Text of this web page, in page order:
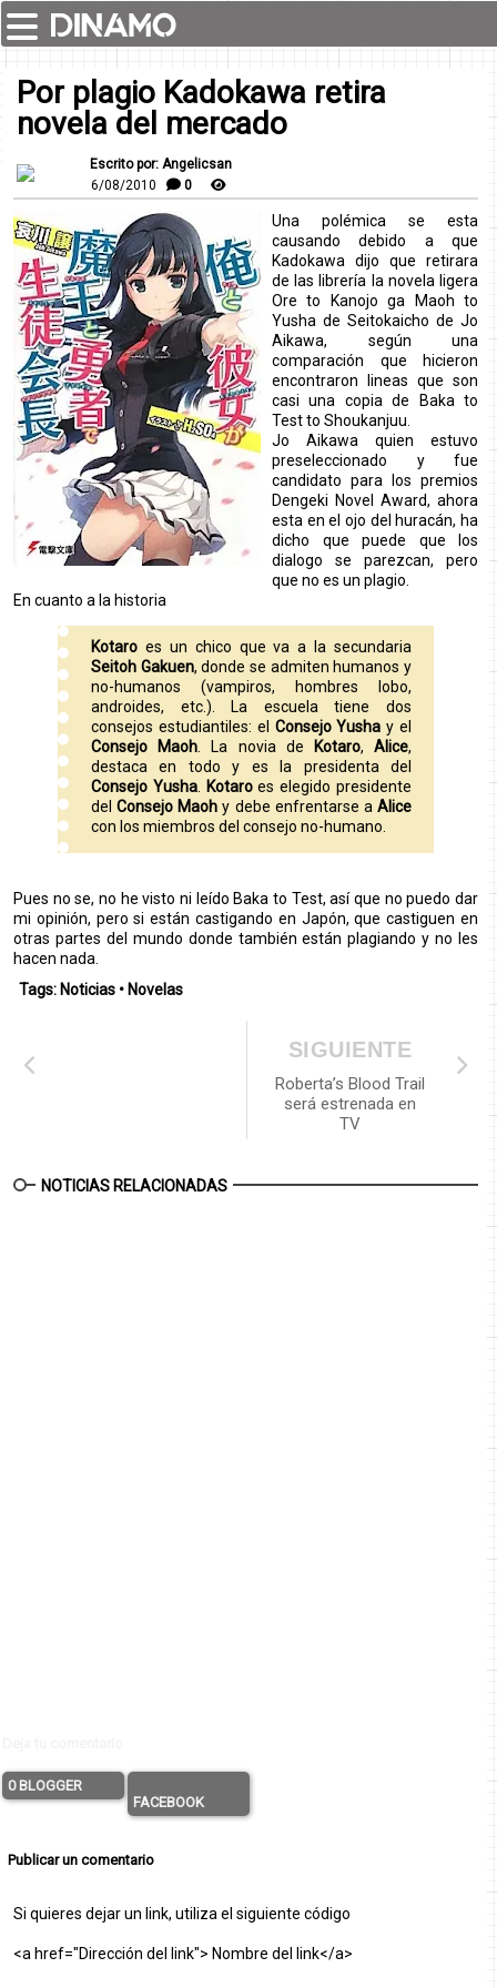
Por plagio Kadokawa retira
novela del mercado
Escrito por: Angelicsan
6/08/2010
0
Una polémica se esta
causando debido a que
Kadokawa dijo que retirara
de las librería la novela ligera
Ore to Kanojo ga Maoh to
Yusha de Seitokaicho de Jo
Aikawa, según una
comparación que hicieron
encontraron lineas que son
casi una copia de
Baka to
Test to Shoukanjuu.
Jo Aikawa quien estuvo
preseleccionado y fue
candidato para los premios
Dengeki Novel Award, ahora
esta en el ojo del huracán, ha
dicho que puede que los
dialogo se parezcan, pero
que no es un plagio.
En cuanto a la historia
Kotaro es un chico que va a la secundaria
Seitoh Gakuen, donde se admiten humanos y
no-humanos (vampiros, hombres lobo,
androides, etc.). La escuela tiene dos
consejos estudiantiles: el Consejo Yusha y el
Consejo Maoh . La novia de Kotaro,Alice,
destaca en todo y es la presidenta del
Consejo Yusha. Kotaroes elegido presidente
delConsejo Maoh y debe enfrentarse aAlice
con los miembros del consejo no-humano.
Pues no se, no he visto ni leído Baka to Test, así que no puedo dar
mi opinión, pero si están castigando en Japón, que castiguen en
otras partes del mundo donde también están plagiando y no les
hacen nada.
Tags: Noticias • Novelas
SIGUIENTE
Roberta’s Blood Trail
será estrenada en
TV
NOTICIAS RELACIONADAS
0 BLOGGER
FACEBOOK
Publicar un comentario
Si quieres dejar un link, utiliza el siguiente código
<a href="Dirección del link"> Nombre del link</a>